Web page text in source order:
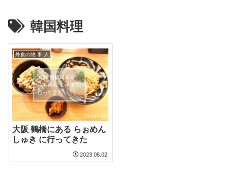
韓国料理
外食の物 事 人
大阪 鶴橋にある らぉめん
しゅき に行ってきた
2023.08.02